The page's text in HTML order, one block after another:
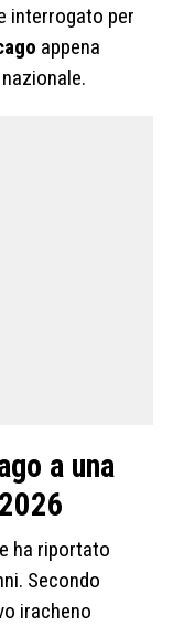
interrogato per
appena
a una
ha riportato
Secondo
iracheno